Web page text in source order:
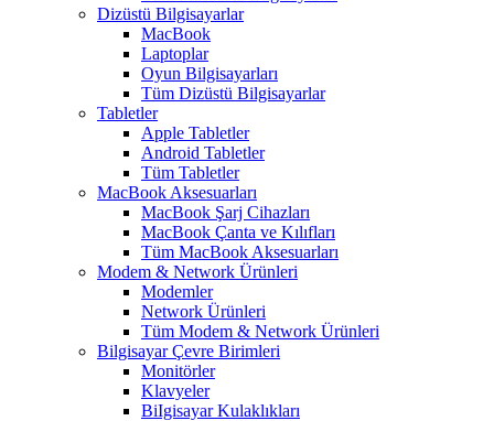
Dizüstü Bilgisayarlar
MacBook
Laptoplar
Oyun Bilgisayarları
Tüm Dizüstü Bilgisayarlar
Tabletler
Apple Tabletler
Android Tabletler
Tüm Tabletler
MacBook Aksesuarları
MacBook Şarj Cihazları
MacBook Çanta ve Kılıfları
Tüm MacBook Aksesuarları
Modem & Network Ürünleri
Modemler
Network Ürünleri
Tüm Modem & Network Ürünleri
Bilgisayar Çevre Birimleri
Monitörler
Klavyeler
BiIgisayar Kulaklıkları